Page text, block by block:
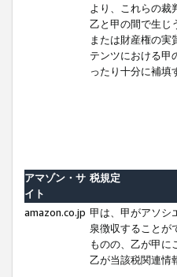
より、これらの裁
乙と甲の間で生じ
または財産権の
テンツにおける甲
ったり十分に補填
アマゾン・サ
イト
税規定
amazon.co.jp 甲は、甲がアソシ
泉徴収することが
ものの、乙が甲に
乙が当該税関連情